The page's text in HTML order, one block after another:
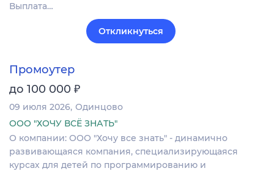
Выплата…
Откликнуться
Промоутер
до 100 000 ₽
09 июля 2026 Одинцово
ООО "ХОЧУ ВСЁ ЗНАТЬ"
О компании: ООО "Хочу все знать" - динамично
развивающаяся компания, специализирующаяся
курсах для детей по программированию и